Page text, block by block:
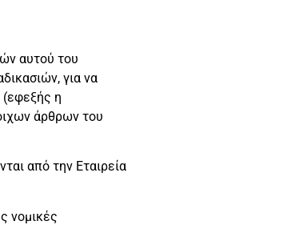
αυτού του
για να
(εφεξής η
άρθρων του
από την Εταιρεία
νομικές